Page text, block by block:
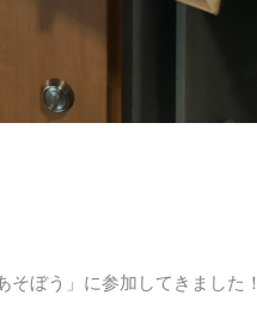
ぼう」に参加してきました！